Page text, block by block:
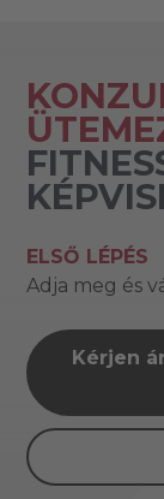
ELSŐ LÉPÉS
Adja meg és
Kérjen